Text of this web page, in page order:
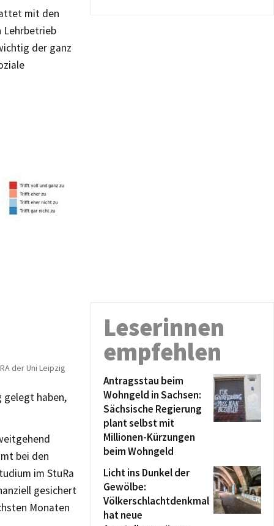
mit den
Lehrbetrieb
der ganz
der Uni Leipzig
gelegt haben,
bei den
im StuRa
gesichert
Monaten
Leserinnen
empfehlen
Antragsstau beim
Wohngeld in Sachsen:
Sächsische Regierung
plant selbst mit
Millionen-Kürzungen
beim Wohngeld
Licht ins Dunkel der
Gewölbe:
Völkerschlachtdenkmal
hat neue